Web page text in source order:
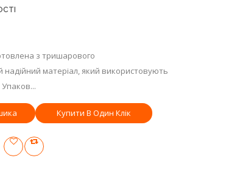
з тришарового
надійний матеріал, який використовують
Купити В Один Клік